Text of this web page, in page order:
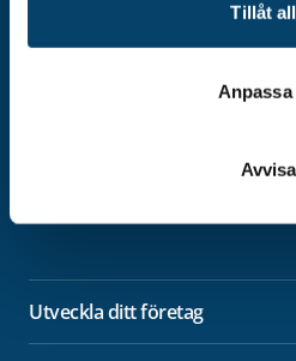
Tillåt
Anpassa
Avvisa
Utveckla ditt företag